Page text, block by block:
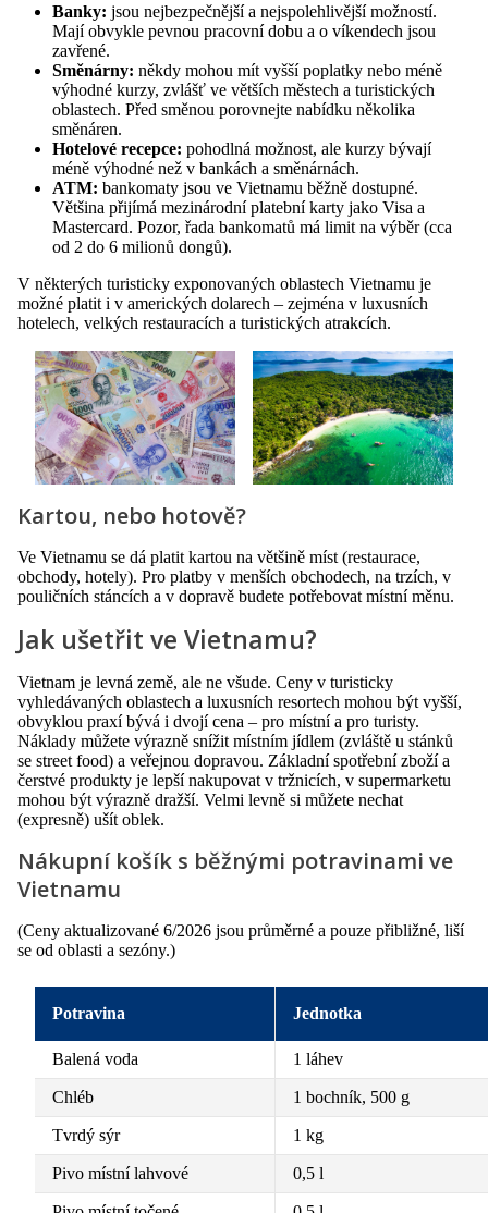
Banky: jsou nejbezpečnější a nejspolehlivější možností.
Mají obvykle pevnou pracovní dobu a o víkendech jsou
zavřené.
Směnárny: někdy mohou mít vyšší poplatky nebo méně
výhodné kurzy, zvlášť ve větších městech a turistických
oblastech. Před směnou porovnejte nabídku několika
směnáren.
Hotelové recepce: pohodlná možnost, ale kurzy bývají
méně výhodné než v bankách a směnárnách.
ATM: bankomaty jsou ve Vietnamu běžně dostupné.
Většina přijímá mezinárodní platební karty jako Visa a
Mastercard. Pozor, řada bankomatů má limit na výběr (cca
od 2 do 6 milionů dongů).
V některých turisticky exponovaných oblastech Vietnamu je
možné platit i v amerických dolarech – zejména v luxusních
hotelech, velkých restauracích a turistických atrakcích.
Kartou, nebo hotově?
Ve Vietnamu se dá platit kartou na většině míst (restaurace,
obchody, hotely). Pro platby v menších obchodech, na trzích, v
pouličních stáncích a v dopravě budete potřebovat místní měnu.
Jak ušetřit ve Vietnamu?
Vietnam je levná země, ale ne všude. Ceny v turisticky
vyhledávaných oblastech a luxusních resortech mohou být vyšší,
obvyklou praxí bývá i dvojí cena – pro místní a pro turisty.
Náklady můžete výrazně snížit místním jídlem (zvláště u stánků
se street food) a veřejnou dopravou. Základní spotřební zboží a
čerstvé produkty je lepší nakupovat v tržnicích, v supermarketu
mohou být výrazně dražší. Velmi levně si můžete nechat
(expresně) ušít oblek.
Nákupní košík s běžnými potravinami ve
Vietnamu
(Ceny aktualizované 6/2026 jsou průměrné a pouze přibližné, liší
se od oblasti a sezóny.)
Potravina Jednotka
Balená voda 1 láhev
Chléb 1 bochník, 500 g
Tvrdý sýr 1 kg
Pivo místní lahvové 0,5 l